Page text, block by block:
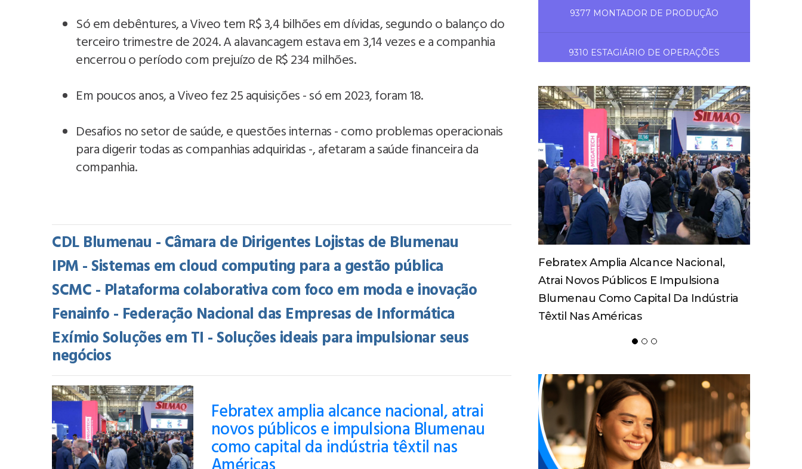
Só em debêntures, a Viveo tem R$ 3,4 bilhões em dívidas, segundo o balanço do
terceiro trimestre de 2024. A alavancagem estava em 3,14 vezes e a companhia
encerrou o período com prejuízo de R$ 234 milhões.
Em poucos anos, a Viveo fez 25 aquisições - só em 2023, foram 18.
Desafios no setor de saúde, e questões internas - como problemas operacionais
para digerir todas as companhias adquiridas -, afetaram a saúde financeira da
companhia.
CDL Blumenau - Câmara de Dirigentes Lojistas de Blumenau
IPM - Sistemas em cloud computing para a gestão pública
SCMC - Plataforma colaborativa com foco em moda e inovação
Fenainfo - Federação Nacional das Empresas de Informática
Exímio Soluções em TI - Soluções ideais para impulsionar seus
negócios
Febratex amplia alcance nacional, atrai
novos públicos e impulsiona Blumenau
como capital da indústria têxtil nas
9377 MONTADOR DE PRODUÇÃO
9310 ESTAGIÁRIO DE OPERAÇÕES
Febratex Amplia Alcance Nacional,
Atrai Novos Públicos E Impulsiona
Blumenau Como Capital Da Indústria
Têxtil Nas Américas
Turismo Pedagógico Ganha Força E
Movimenta Economia Em Santa
Catarina